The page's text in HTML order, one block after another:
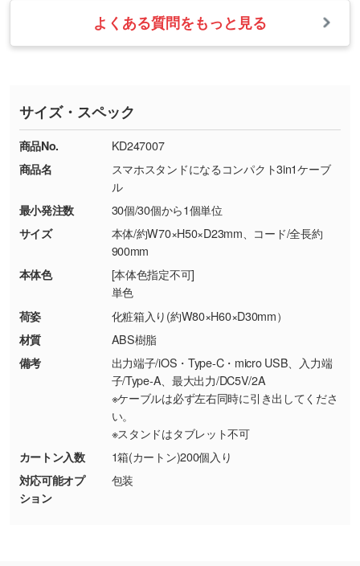
・1色印刷でグラデーションや濃淡を表現した
い
す。→詳しく見る
・コーポレートカラーを使って印刷したい／印
刷色にこだわりがある
DIC・PANTONEなどのカラーチップの指定や、
現物支給による色指定も承っております。→
しく見る
・背景がある画像からキャラクター部分だけを
使いたいです
シンプルな背景のデータや、使いたいキャラク
ター部分の輪郭がはっきりしているデータは切
り抜き処理が可能です。→詳しく見る
・持っているデータの背景が足りない／塗り足
しの作り方が分からない
印刷したいデータが印刷範囲よりも小さい場
合、シンプルな色・柄の背景であれば拡張が可
能です。→
詳しく見る
ない場合や仕上がりに影響しそうな場合は、ス
タッフから別の色をご案内することもございま
・お届け時に商品が損傷・故障している場合
・ご注文と異なる商品が届いた場合
・印刷不良があった場合
※詳しくは「商品の良品基準について
ください。
【返品・交換ができない場合】
・お客様の元で商品を加工された場合、または
商品が破損した場合
・商品到着後7日以上経過している場合
・お客様のご都合による返品・交換依頼(商
品・色・数量などの注文間違い等)
いたします。
お急ぎの場合はお電話でのご質問も受け付けて
TEL：0422-29-9911 営業時間10:00～
18:00(土日祝日除く)
お問い合わせフォームはこちら
よくある質問をもっと見る
サイズ・スペック
商品No.
KD247007
商品名
スマホスタンドになるコンパクト3in1ケーブ
ル
最小発注数
30個/30個から1個単位
サイズ
本体/約W70×H50×D23mm、コード/全長約
900mm
本体色
[本体色指定不可]
単色
荷姿
化粧箱入り(約W80×H60×D30mm）
材質
ABS樹脂
備考
出力端子/iOS・Type-C・micro USB、入力端
子/Type-A、最大出力/DC5V/2A
※ケーブルは必ず左右同時に引き出してくださ
い。
※スタンドはタブレット不可
カートン入数
1箱(カートン)200個入り
対応可能オプ
ション
包装